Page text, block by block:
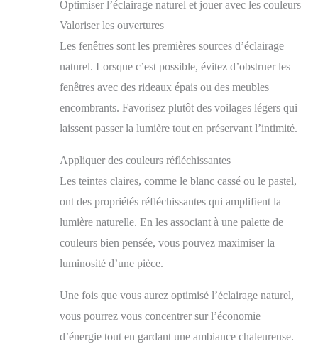
réveillons de Noël, la Saint-Valentin, des réunions de
Optimiser l’éclairage naturel et jouer avec les couleurs
Valoriser les ouvertures
Les fenêtres sont les premières sources d’éclairage
naturel. Lorsque c’est possible, évitez d’obstruer les
fenêtres avec des rideaux épais ou des meubles
encombrants. Favorisez plutôt des voilages légers qui
laissent passer la lumière tout en préservant l’intimité.
Appliquer des couleurs réfléchissantes
Les teintes claires, comme le blanc cassé ou le pastel,
ont des propriétés réfléchissantes qui amplifient la
lumière naturelle. En les associant à une palette de
couleurs bien pensée, vous pouvez maximiser la
luminosité d’une pièce.
Une fois que vous aurez optimisé l’éclairage naturel,
vous pourrez vous concentrer sur l’économie
d’énergie tout en gardant une ambiance chaleureuse.